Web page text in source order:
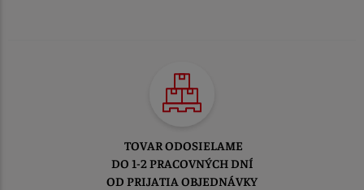
TOVAR ODOSIELAME
DO 1-2 PRACOVNÝCH DNÍ
OD PRIJATIA OBJEDNÁVKY